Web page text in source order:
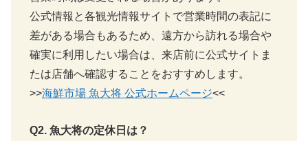
公式情報と各観光情報サイトで営業時間の表記に
差がある場合もあるため、遠方から訪れる場合や
確実に利用したい場合は、来店前に公式サイトま
たは店舗へ確認することをおすすめします。
>>海鮮市場 魚大将 公式ホームページ<<
Q2. 魚大将の定休日は？